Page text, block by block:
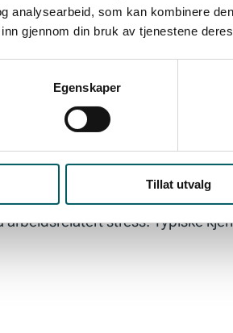
analysearbeid, som kan kombinere
gjennom din bruk av tjenestene
Egenskaper
Tillat utvalg
Lederne
stress. Typiske